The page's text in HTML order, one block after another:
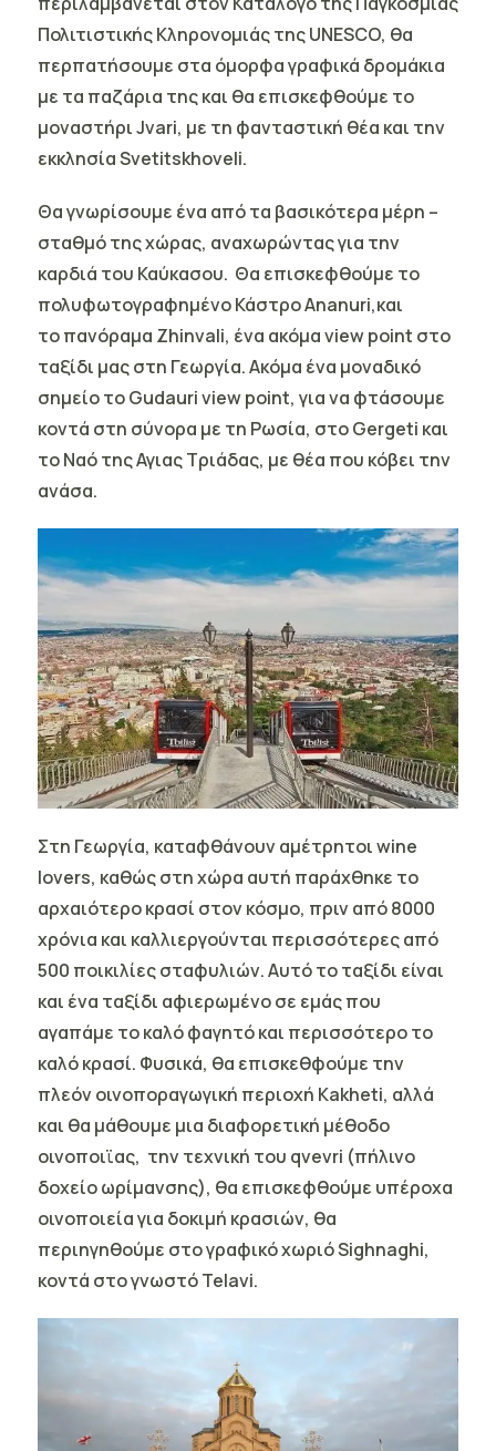
Πολιτιστικής Κληρονομιάς της UNESCO, θα
περπατήσουμε στα όμορφα γραφικά δρομάκια
με τα παζάρια της και θα επισκεφθούμε το
μοναστήριJvari, με τη φανταστική θέα και την
εκκλησία Svetitskhoveli.
Θα γνωρίσουμε ένα από τα βασικότερα μέρη –
σταθμό της χώρας, αναχωρώντας για την
καρδιά του Καύκασου. Θα επισκεφθούμε το
πολυφωτογραφημένο ΚάστροAnanuri,και
το πανόραμα Zhinvali, ένα ακόμα view point στο
ταξίδι μας στη Γεωργία. Ακόμα ένα μοναδικό
σημείο το Gudauri view point, για να φτάσουμε
κοντά στη σύνορα με τη Ρωσία, στοGergeti και
το Ναό της Αγιας Τριάδας, με θέα που κόβει την
ανάσα.
Στη Γεωργία, καταφθάνουν αμέτρητοι wine
lovers, καθώς στη χώρα αυτή παράχθηκε το
αρχαιότερο κρασί στον κόσμο, πριν από 8000
χρόνια και καλλιεργούνται περισσότερες από
500 ποικιλίες σταφυλιών. Αυτό το ταξίδι είναι
και ένα ταξίδι αφιερωμένο σε εμάς που
αγαπάμε το καλό φαγητό και περισσότερο το
καλό κρασί. Φυσικά, θα επισκεθφούμε την
πλεόν οινοποραγωγική περιοχή Kakheti, αλλά
και θα μάθουμε μια διαφορετική μέθοδο
οινοποιϊας, την τεχνική του qvevri (πήλινο
δοχείο ωρίμανσης), θα επισκεφθούμε υπέροχα
οινοποιεία για δοκιμή κρασιών, θα
περιηγηθούμε στο γραφικό χωριόSighnaghi,
κοντά στο γνωστό Telavi.